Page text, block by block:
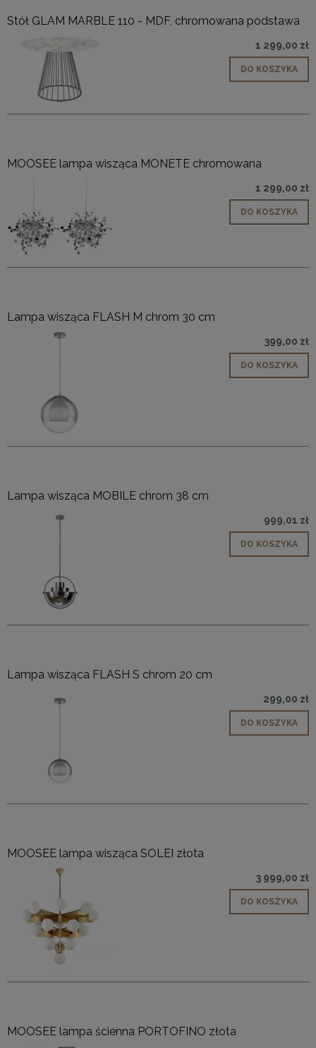
Stół GLAM MARBLE 110 - MDF, chromowana podstawa
1 299,00 zł
DO KOSZYKA
MOOSEE lampa wisząca MONETE chromowana
1 299,00 zł
DO KOSZYKA
Lampa wisząca FLASH M chrom 30 cm
399,00 zł
DO KOSZYKA
Lampa wisząca MOBILE chrom 38 cm
999,01 zł
DO KOSZYKA
Lampa wisząca FLASH S chrom 20 cm
299,00 zł
DO KOSZYKA
MOOSEE lampa wisząca SOLEI złota
3 999,00 zł
DO KOSZYKA
MOOSEE lampa ścienna PORTOFINO złota